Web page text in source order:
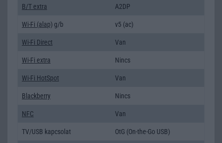
B/T extra A2DP
Wi-Fi (alap) g/b v5 (ac)
Wi-Fi Direct Van
Wi-Fi extra Nincs
Wi-Fi HotSpot Van
Blackberry Nincs
NFC Van
TV/USB kapcsolat OtG (On-the-Go USB)